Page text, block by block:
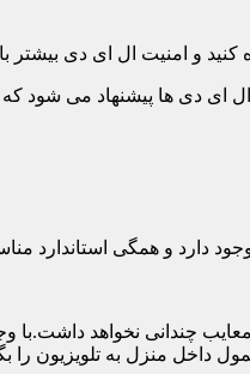
و امنیت ال ای دی
دی ها پیشنهاد می شود
دارد و همگی استاندارد
چندانی نخواهد
منزل به تلویزیون را